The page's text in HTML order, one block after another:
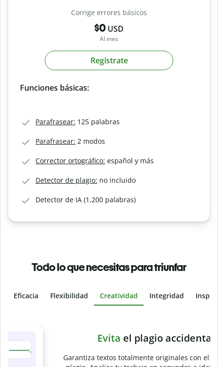
Corrige errores básicos
$0 USD
Al mes
Regístrate
Funciones básicas:
Parafrasear: 125 palabras
Parafrasear: 2 modos
Corrector ortográfico: español y más
Detector de plagio: no incluido
Detector de IA (1,200 palabras)
Todo lo que necesitas para triunfar
Eficacia Flexibilidad Creatividad Integridad
Slide 4 of 6